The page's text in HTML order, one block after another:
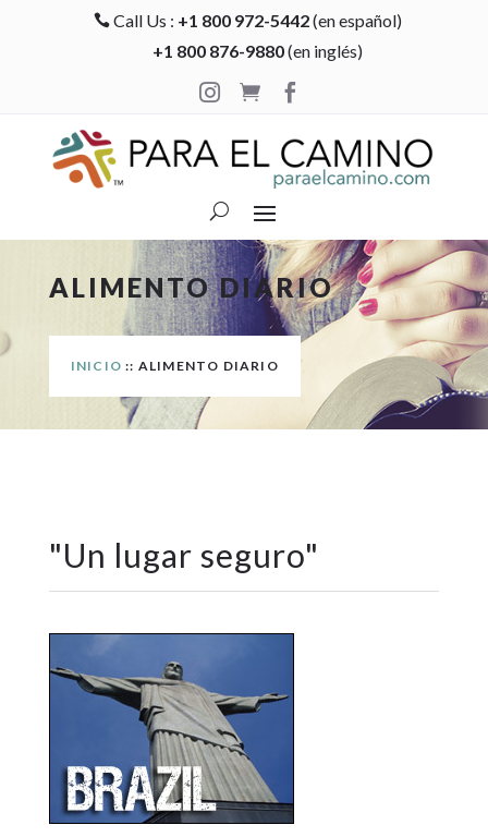
 Call Us : +1 800 972-5442(en español)
+1 800 876-9880(en inglés)

 
ALIMENTO DIARIO
INICIO :: ALIMENTO DIARIO
"Un lugar seguro"